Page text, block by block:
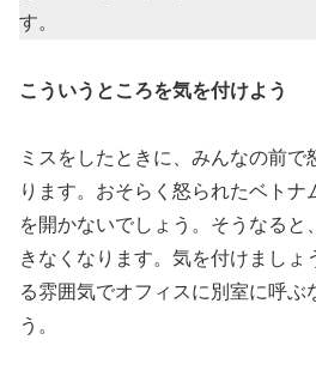
す。
こういうところを気を付けよう
ミスをしたときに、みんなの前で
ります。おそらく怒られたベト
を開かないでしょう。そうなると
きなくなります。気を付けましょ
る雰囲気でオフィスに別室に呼ぶ
う。